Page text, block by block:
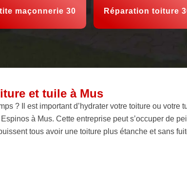
maçonnerie 30 Réparation toiture
et tuile à Mus
? Il est important d’hydrater votre toiture ou votre
à Mus. Cette entreprise peut s’occuper de
tous avoir une toiture plus étanche et sans